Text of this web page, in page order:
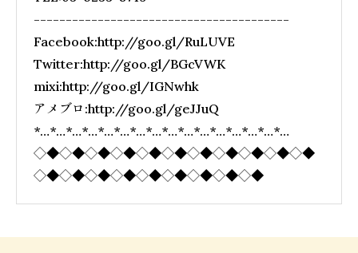
----------------------------------------
Facebook:http://goo.gl/RuLUVE
Twitter:http://goo.gl/BGcVWK
mixi:http://goo.gl/IGNwhk
アメブロ:http://goo.gl/geJJuQ
*…*…*…*…*…*…*…*…*…*…*…*…*…*…*…*…
◇◆◇◆◇◆◇◆◇◆◇◆◇◆◇◆◇◆◇◆◇◆
◇◆◇◆◇◆◇◆◇◆◇◆◇◆◇◆◇◆